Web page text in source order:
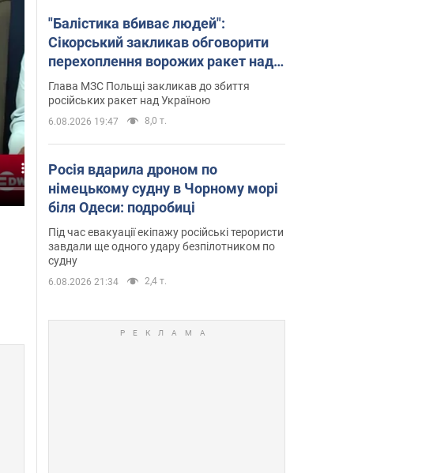
"Балістика вбиває людей":
Сікорський закликав обговорити
перехоплення ворожих ракет над
Україною
Глава МЗС Польщі закликав до збиття
російських ракет над Україною
6.08.2026 19:47 8,0 т.
Росія вдарила дроном по
німецькому судну в Чорному морі
біля Одеси: подробиці
Під час евакуації екіпажу російські терористи
завдали ще одного удару безпілотником по
судну
6.08.2026 21:34 2,4 т.